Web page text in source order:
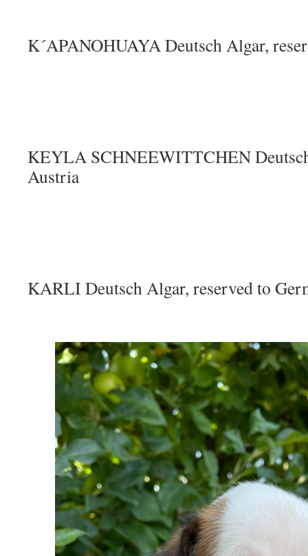
K´APANOHUAYA Deutsch Algar,
KEYLA SCHNEEWITTCHEN
Austria
KARLI Deutsch Algar, reserved to